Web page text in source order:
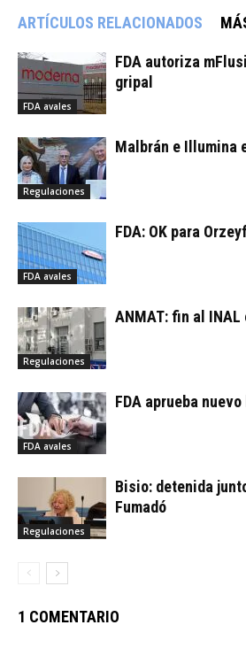
ARTÍCULOS RELACIONADOS
FDA avales
FDA autoriza
gripal
Regulaciones
Malbrán e Illumina
FDA avales
FDA: OK para
Regulaciones
ANMAT: fin al
FDA avales
FDA aprueba
Regulaciones
Bisio: detenida
Fumadó
1 COMENTARIO